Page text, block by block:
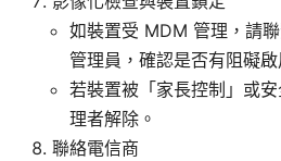
如裝置受 MDM 管理，請
管理員，確認是否有阻礙啟
若裝置被「家長控制」或
理者解除。
聯絡電信商